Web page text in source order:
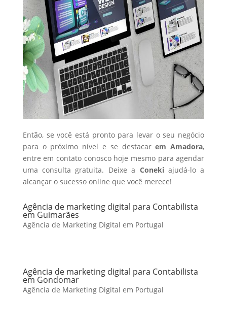
Então, se você está pronto para levar o seu negócio
para o próximo nível e se destacarem Amadora,
entre em contato conosco hoje mesmo para agendar
uma consulta gratuita. Deixe a Conekiajudá-lo a
alcançar o sucesso online que você merece!
Agência de marketing digital para Contabilista
em Guimarães
Agência de Marketing Digital em Portugal
Agência de marketing digital para Contabilista
em Gondomar
Agência de Marketing Digital em Portugal